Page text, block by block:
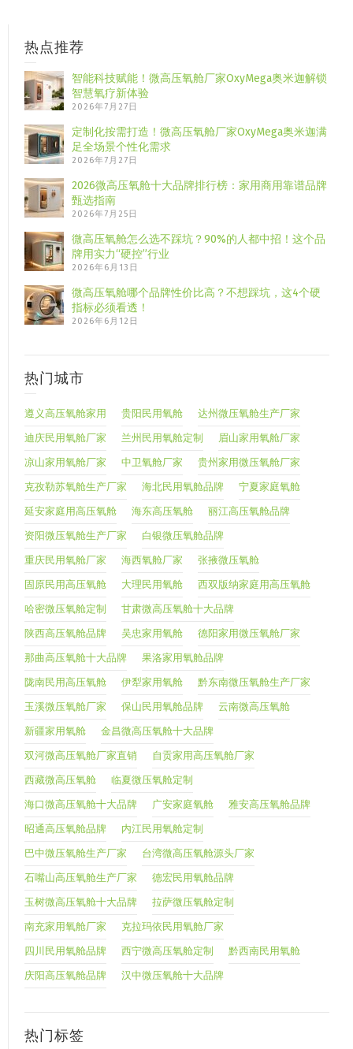
热点推荐
智能科技赋能！微高压氧舱厂家OxyMega奥米迦解锁
智慧氧疗新体验
2026年7月27日
定制化按需打造！微高压氧舱厂家OxyMega奥米迦满
足全场景个性化需求
2026年7月27日
2026微高压氧舱十大品牌排行榜：家用商用靠谱品牌
甄选指南
2026年7月25日
微高压氧舱怎么选不踩坑？90%的人都中招！这个品
牌用实力“硬控”行业
2026年6月13日
微高压氧舱哪个品牌性价比高？不想踩坑，这4个硬
指标必须看透！
2026年6月12日
热门城市
遵义高压氧舱家用 贵阳民用氧舱 达州微压氧舱生产厂家
迪庆民用氧舱厂家 兰州民用氧舱定制 眉山家用氧舱厂家
凉山家用氧舱厂家 中卫氧舱厂家 贵州家用微压氧舱厂家
克孜勒苏氧舱生产厂家 海北民用氧舱品牌 宁夏家庭氧舱
延安家庭用高压氧舱 海东高压氧舱 丽江高压氧舱品牌
资阳微压氧舱生产厂家 白银微压氧舱品牌
重庆民用氧舱厂家 海西氧舱厂家 张掖微压氧舱
固原民用高压氧舱 大理民用氧舱 西双版纳家庭用高压氧舱
哈密微压氧舱定制 甘肃微高压氧舱十大品牌
陕西高压氧舱品牌 吴忠家用氧舱 德阳家用微压氧舱厂家
那曲高压氧舱十大品牌 果洛家用氧舱品牌
陇南民用高压氧舱 伊犁家用氧舱 黔东南微压氧舱生产厂家
玉溪微压氧舱厂家 保山民用氧舱品牌 云南微高压氧舱
新疆家用氧舱 金昌微高压氧舱十大品牌
双河微高压氧舱厂家直销 自贡家用高压氧舱厂家
西藏微高压氧舱 临夏微压氧舱定制
海口微高压氧舱十大品牌 广安家庭氧舱 雅安高压氧舱品牌
昭通高压氧舱品牌 内江民用氧舱定制
巴中微压氧舱生产厂家 台湾微高压氧舱源头厂家
石嘴山高压氧舱生产厂家 德宏民用氧舱品牌
玉树微高压氧舱十大品牌 拉萨微压氧舱定制
南充家用氧舱厂家 克拉玛依民用氧舱厂家
四川民用氧舱品牌 西宁微高压氧舱定制 黔西南民用氧舱
庆阳高压氧舱品牌 汉中微压氧舱十大品牌
热门标签